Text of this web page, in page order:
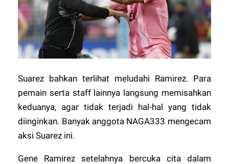
Suarez bahkan terlihat meludahi Ramirez. Para
pemain serta staff lainnya langsung memisahkan
keduanya, agar tidak terjadi hal-hal yang tidak
diinginkan. Banyak anggota NAGA333 mengecam
aksi Suarez ini.
Gene Ramirez setelahnya bercuka cita dalam